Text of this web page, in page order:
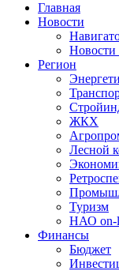
Главная
Новости
Новости
Регион
ЖКХ
Лесной
Туризм
НАО on-
Финансы
Бюджет